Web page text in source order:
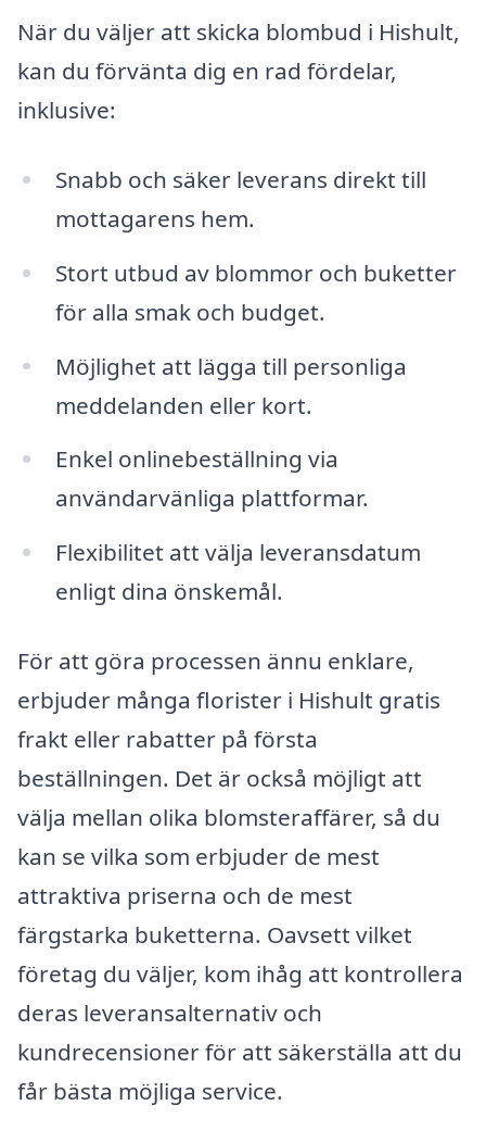
När du väljer att skicka blombud i Hishult,
kan du förvänta dig en rad fördelar,
inklusive:
Snabb och säker leverans direkt till
mottagarens hem.
Stort utbud av blommor och buketter
för alla smak och budget.
Möjlighet att lägga till personliga
meddelanden eller kort.
Enkel onlinebeställning via
användarvänliga plattformar.
Flexibilitet att välja leveransdatum
enligt dina önskemål.
För att göra processen ännu enklare,
erbjuder många florister i Hishult gratis
frakt eller rabatter på första
beställningen. Det är också möjligt att
välja mellan olika blomsteraffärer, så du
kan se vilka som erbjuder de mest
attraktiva priserna och de mest
färgstarka buketterna. Oavsett vilket
företag du väljer, kom ihåg att kontrollera
deras leveransalternativ och
kundrecensioner för att säkerställa att du
får bästa möjliga service.